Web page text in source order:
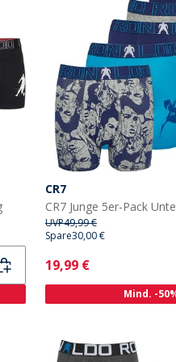
CR7
UVP49,99 €
Spare30,00 €
Current
19,99 €
Mind. -